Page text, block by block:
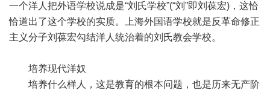
一个洋人把外语学校说成是“刘氏学校”(“刘”即刘葆宏)，这恰
恰道出了这个学校的实质。上海外国语学校就是反革命修正
主义分子刘葆宏勾结洋人统治着的刘氏教会学校。
培养现代洋奴
培养什么样人，这是教育的根本问题，也是历来无产阶